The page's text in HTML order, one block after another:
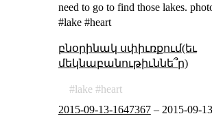
need to go to find those lakes.
#lake #heart
բնօրինակ սփիւռքում(եւ
մեկնաբանութիւննե՞ր)
lake
heart
2015-09-13-1647367– 2015-09-13